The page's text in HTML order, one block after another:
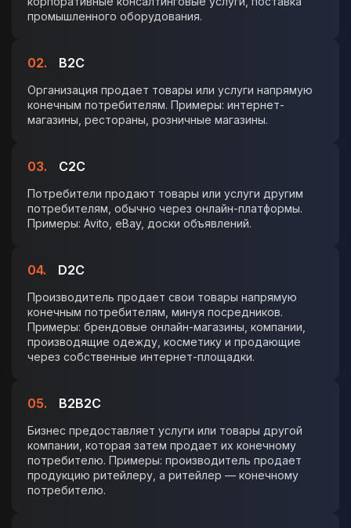
промышленного оборудования.
02. B2C
Организация продает товары или услуги напрямую
конечным потребителям. Примеры: интернет-
магазины, рестораны, розничные магазины.
03. C2C
Потребители продают товары или услуги другим
потребителям, обычно через онлайн-платформы.
Примеры: Avito, eBay, доски объявлений.
04. D2C
Производитель продает свои товары напрямую
конечным потребителям, минуя посредников.
Примеры: брендовые онлайн-магазины, компании,
производящие одежду, косметику и продающие
через собственные интернет-площадки.
05. B2B2C
Бизнес предоставляет услуги или товары другой
компании, которая затем продает их конечному
потребителю. Примеры: производитель продает
продукцию ритейлеру, а ритейлер — конечному
потребителю.